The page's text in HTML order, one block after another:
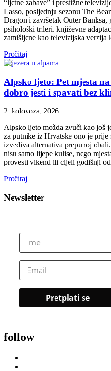
“ljetne zabave” i prestižne
Lasso, posljednju sezonu The
Dragon i završetak Outer Banksa,
psihološki trileri, književne
zamišljene kao televizijska verzija
Pročitaj
Alpsko ljeto: Pet mjesta
dobro jesti i spavati bez
2. kolovoza, 2026.
Alpsko ljeto možda zvuči kao još
za putnike iz Hrvatske ono je
izvediva alternativa prepunoj
nisu samo lijepe kulise, nego
provesti vikend ili cijeli godišnji
Pročitaj
Newsletter
follow